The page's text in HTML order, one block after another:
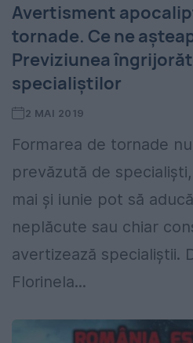
Avertisment
tornade. Ce ne
Previziunea
specialiștilor
2 MAI 2019
Formarea de tornade
prevăzută de
mai și iunie pot să
neplăcute sau chiar
avertizează specialiștii.
Florinela...